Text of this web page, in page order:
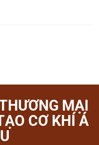
MẠI
CƠ KHÍ Á